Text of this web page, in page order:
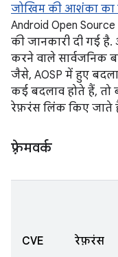
जोखिम की आशंका का
Android Open
की जानकारी दी गई
करने वाले सार्वजनिक
जैसे, AOSP में हुए
कई बदलाव होते हैं,
रेफ़रंस लिंक किए जाते
फ़्रेमवर्क
CVE रेफ़रंस